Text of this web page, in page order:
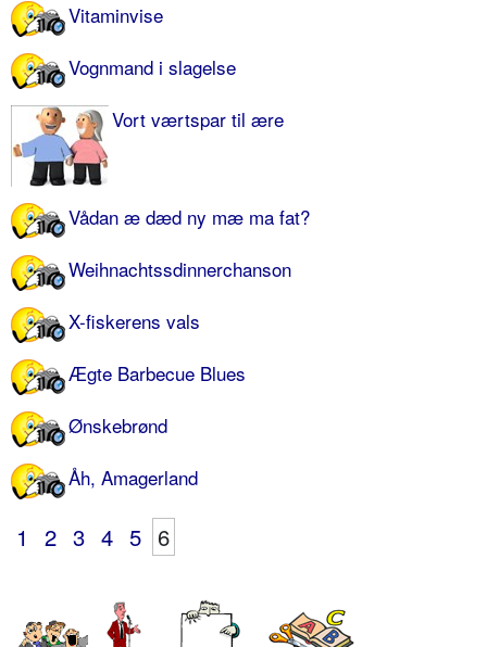
Vitaminvise
Vognmand i slagelse
Vort værtspar til ære
Vådan æ dæd ny mæ ma fat?
Weihnachtssdinnerchanson
X-fiskerens vals
Ægte Barbecue Blues
Ønskebrønd
Åh, Amagerland
1 2 3 4 5 6